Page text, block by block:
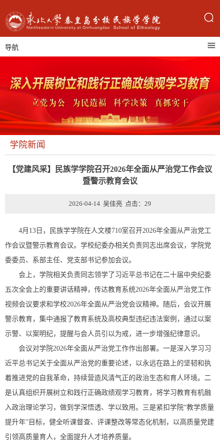
导航
学院新闻
【党建风采】民族学学院召开2026年全面从严治党工作会议
暨警示教育会议
2026-04-14 吴佳亮 点击： 29
4月13日，民族学学院在人文楼710室召开2026年全面从严治党工
作会议暨警示教育会议。学校纪委办相关负责同志出席会议，学院党
委委员、系部主任、党支部书记参加会议。
会上，学院相关负责同志领学了习近平总书记在二十届中央纪委
五次全会上的重要讲话精神，传达教育系统2026年全面从严治党工作
视频会议要求和学校2026年全面从严治党会议精神。随后，会议开展
警示教育，集中通报了教育系统及高校典型违纪违法案例，通过以案
示警、以案明纪，提醒与会人员引以为戒，进一步增强纪律意识。
会议对学院2026年全面从严治党工作作出部署。一是深入学习习
近平总书记关于全面从严治党的重要论述，以永远在路上的坚韧和执
着推进党的自我革命，持续营造风清气正的政治生态和育人环境。二
是认真组织开展树立和践行正确政绩观学习教育，将学习教育有机融
入政治理论学习，做到学深悟透、学以致用。三是紧扣学院“教学质量
提升年”目标，健全听课督查、评课整改等常态化机制，以高质量党建
引领高质量育人，全面提升人才培养质量。